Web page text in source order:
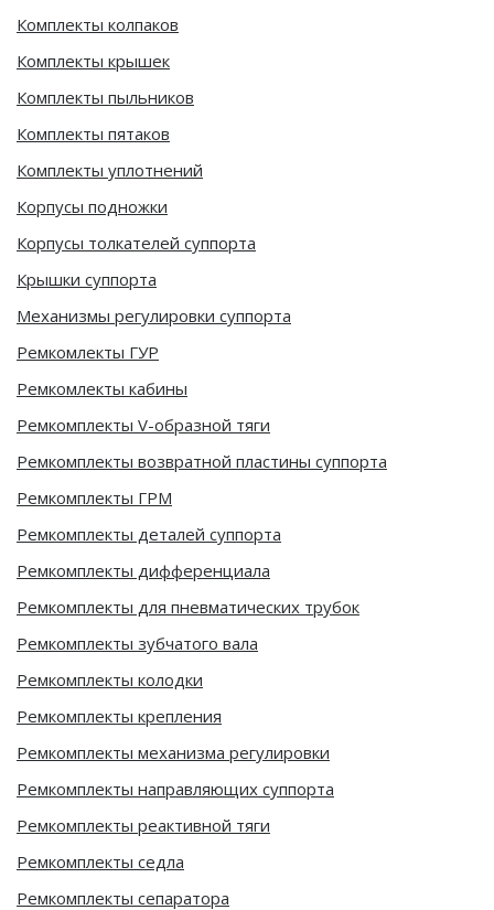
Комплекты колпаков
Комплекты крышек
Комплекты пыльников
Комплекты пятаков
Комплекты уплотнений
Корпусы подножки
Корпусы толкателей суппорта
Крышки суппорта
Механизмы регулировки суппорта
Ремкомлекты ГУР
Ремкомлекты кабины
Ремкомплекты V-образной тяги
Ремкомплекты возвратной пластины суппорта
Ремкомплекты ГРМ
Ремкомплекты деталей суппорта
Ремкомплекты дифференциала
Ремкомплекты для пневматических трубок
Ремкомплекты зубчатого вала
Ремкомплекты колодки
Ремкомплекты крепления
Ремкомплекты механизма регулировки
Ремкомплекты направляющих суппорта
Ремкомплекты реактивной тяги
Ремкомплекты седла
Ремкомплекты сепаратора